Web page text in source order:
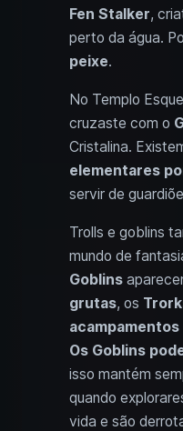
Fen Stalker,
perto da água.
peixe.
No Templo
cruzaste com o
Cristalina.
elementares
servir de
Trolls e goblins
mundo de
Goblins
grutas, os
acampamentos
Os Goblins
isso mantém
quando
vida e são